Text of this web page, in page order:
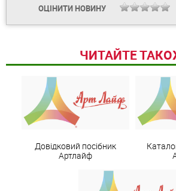
ОЦІНИТИ НОВИНУ
ЧИТАЙТЕ
Довідковий посібник
Артлайф